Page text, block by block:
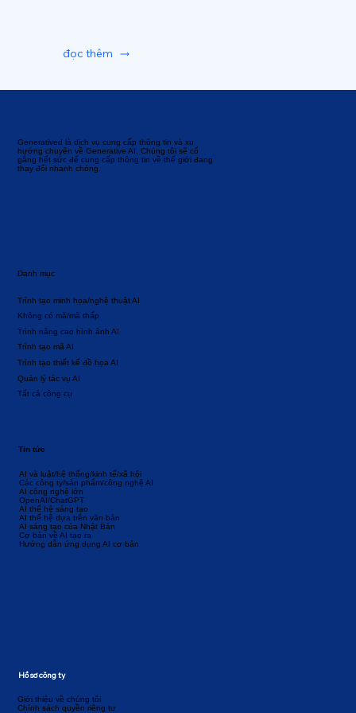
Generatived là dịch vụ cung cấp thông tin và xu
hướng chuyên về Generative AI. Chúng tôi sẽ cố
gắng hết sức để cung cấp thông tin về thế giới đang
thay đổi nhanh chóng.
Danh mục
Tất cả công cụ
Quản lý tác vụ AI
Trình tạo thiết kế đồ họa AI
Không có mã/mã thấp
Trình tạo mã AI
Trình nâng cao hình ảnh AI
Trình tạo minh họa/nghệ thuật AI
AI và luật/hệ thống/kinh tế/xã hội
Các công ty/sản phẩm/công nghệ AI
AI công nghệ lớn
OpenAI/ChatGPT
AI thế hệ sáng tạo
AI thế hệ dựa trên văn bản
AI sáng tạo của Nhật Bản
Cơ bản về AI tạo ra
Hướng dẫn ứng dụng AI cơ bản
Tin tức
Giới thiệu về chúng tôi
Chính sách quyền riêng tư
Hồ sơ công ty
đọc thêm